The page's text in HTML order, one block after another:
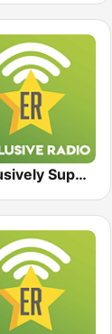
Exclusively Supertramp